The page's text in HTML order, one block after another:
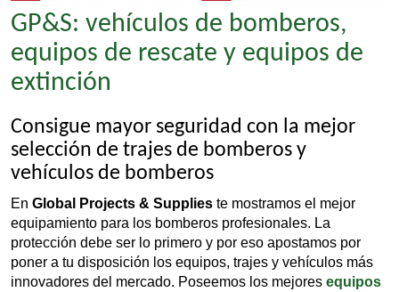
GP&S: vehículos de bomberos,
equipos de rescate y equipos de
extinción
Consigue mayor seguridad con la mejor
selección de trajes de bomberos y
vehículos de bomberos
En Global Projects & Supplies te mostramos el mejor
equipamiento para los bomberos profesionales. La
protección debe ser lo primero y por eso apostamos por
poner a tu disposición los equipos, trajes y vehículos más
innovadores del mercado. Poseemos los mejores equipos